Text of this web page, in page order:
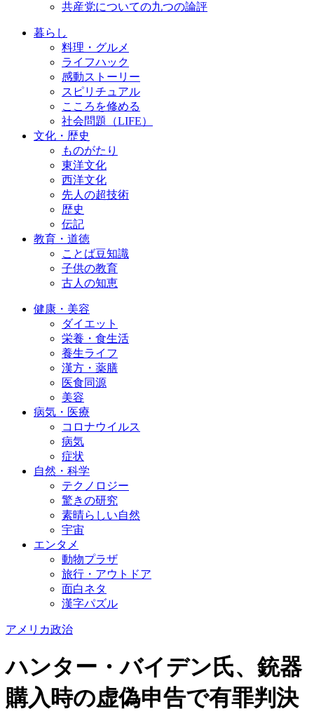
共産党についての九つの論評
暮らし
料理・グルメ
ライフハック
感動ストーリー
スピリチュアル
こころを修める
社会問題（LIFE）
文化・歴史
ものがたり
東洋文化
西洋文化
先人の超技術
歴史
伝記
教育・道徳
ことば豆知識
子供の教育
古人の知恵
健康・美容
ダイエット
栄養・食生活
養生ライフ
漢方・薬膳
医食同源
美容
病気・医療
コロナウイルス
病気
症状
自然・科学
テクノロジー
驚きの研究
素晴らしい自然
宇宙
エンタメ
動物プラザ
旅行・アウトドア
面白ネタ
漢字パズル
アメリカ政治
ハンター・バイデン氏、銃器
購入時の虚偽申告で有罪判決